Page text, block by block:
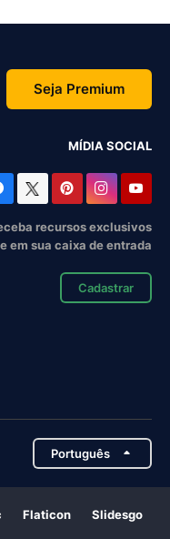
Seja Premium
MÍDIA SOCIAL
recursos exclusivos
em sua caixa de entrada
Cadastrar
Português
Flaticon Slidesgo